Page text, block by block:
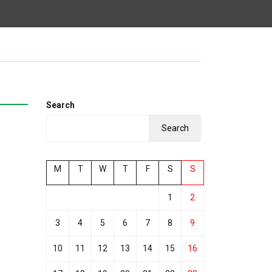
Search
Search
M T W T F S S
1 2
3 4 5 6 7 8 9
10 11 12 13 14 15 16